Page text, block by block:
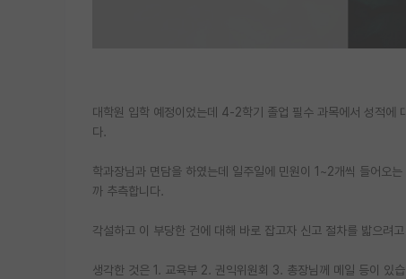
대학원 입학 예정이었는데 4-2학기 졸업 필수 과목에서 성적에
다.
학과장님과 면담을 하였는데 일주일에 민원이 1~2개씩 들어오
까 추측합니다.
각설하고 이 부당한 건에 대해 바로 잡고자 신고 절차를 밟으려
생각한 것은 1. 교육부 2. 권익위원회 3. 총장님께 메일 등이 있